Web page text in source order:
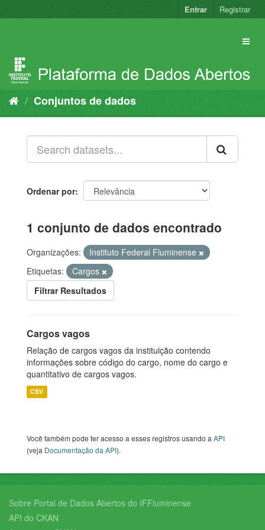
para
Entrar Registrar
Conjuntos de dados
Ordenar por
1 conjunto de dados encontrado
Organizações:
Instituto Federal Fluminense
Etiquetas:
Cargos
Filtrar Resultados
Cargos vagos
Relação de cargos vagos da instituição contendo
informações sobre código do cargo, nome do cargo e
quantitativo de cargos vagos.
CSV
Você também pode ter acesso a esses registros usando aAPI
(veja Documentação da API).
Sobre Portal de Dados Abertos do IFFluminense
API do CKAN